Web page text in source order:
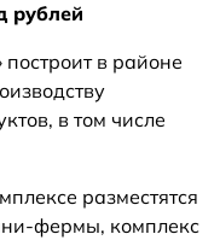
рублей
в районе
в том числе
разместятся
фермы, комплекс